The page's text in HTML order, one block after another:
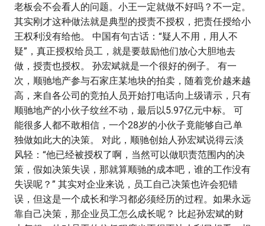
老板会不会看人的问题。小王一定就做不好吗？不一定。
其实刚才这种做法就是典型的授责不授权，把责任授给小
王权利没有给他。 中国有句古话：“疑人不用，用人不
疑”，真正授权给员工，就是要鼓励他们放心大胆地去
做，授责也授权。 孙宏斌就是一个很好的例子。 有一
次，顺驰地产参与石家庄某地块的拍卖，随着竞价越来越
高，来自各公司的竞拍人员开始打电话向上级请示，只有
顺驰地产的小伙子纹丝不动，最后以5.97亿元中标。 可
能很多人都不敢相信，一个28岁的小伙子竟能够自己单
独做如此大的决策。 对此，顺驰创始人孙宏斌说得云淡
风轻：“他已经被授权了啊，当然可以做职责范围内的决
策，假如决策失误，那就算顺驰的成本吧，谁的工作没有
失误呢？” 其实对企业来说，员工自己决策也许会犯错
误，但这是一个成长和学习都必须经历的过程。如果永远
靠自己决策，那企业员工怎么成长呢？ 比起孙宏斌的财